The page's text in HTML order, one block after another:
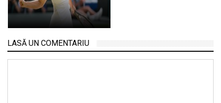
LASĂ UN COMENTARIU